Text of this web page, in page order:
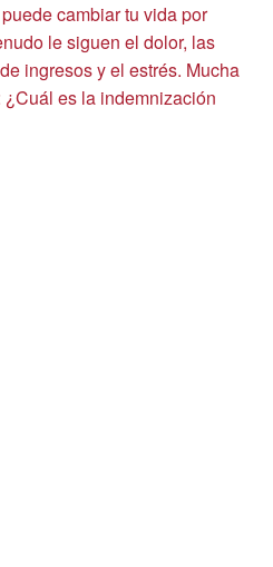
cambiar tu vida por
le siguen el dolor, las
ingresos y el estrés. Mucha
es la indemnización